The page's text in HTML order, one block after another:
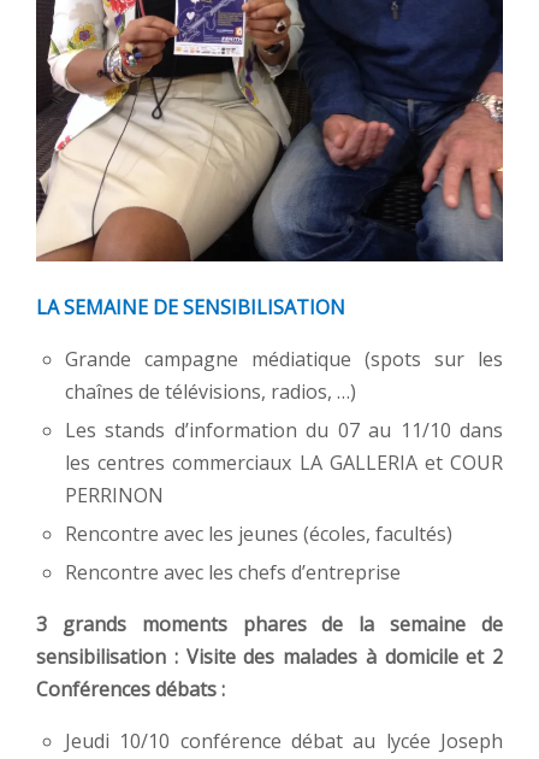
LA SEMAINE DE SENSIBILISATION
Grande campagne médiatique (spots sur les
chaînes de télévisions, radios, …)
Les stands d’information du 07 au 11/10 dans
les centres commerciaux LA GALLERIA et COUR
PERRINON
Rencontre avec les jeunes (écoles, facultés)
Rencontre avec les chefs d’entreprise
3 grands moments phares de la semaine de
sensibilisation : Visite des malades à domicile et 2
Conférences débats :
Jeudi 10/10 conférence débat au lycée Joseph